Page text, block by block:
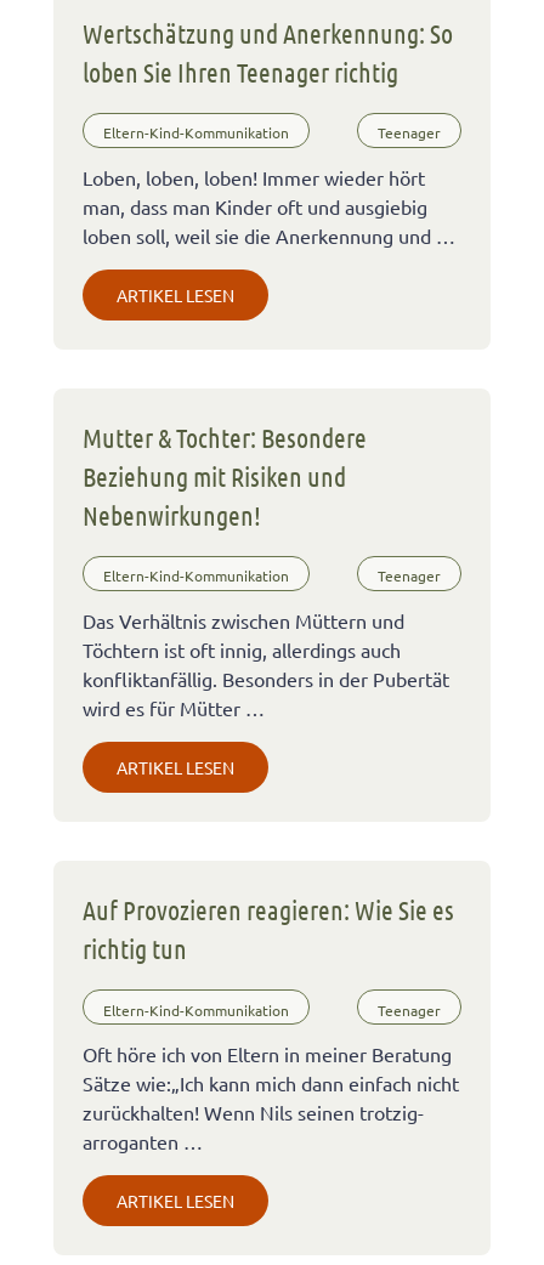
Wertschätzung und Anerkennung: So
loben Sie Ihren Teenager richtig
Eltern-Kind-Kommunikation Teenager
Loben, loben, loben! Immer wieder hört
man, dass man Kinder oft und ausgiebig
loben soll, weil sie die Anerkennung und …
ARTIKEL LESEN
Mutter & Tochter: Besondere
Beziehung mit Risiken und
Nebenwirkungen!
Eltern-Kind-Kommunikation Teenager
Das Verhältnis zwischen Müttern und
Töchtern ist oft innig, allerdings auch
konfliktanfällig. Besonders in der Pubertät
wird es für Mütter …
ARTIKEL LESEN
Auf Provozieren reagieren: Wie Sie es
richtig tun
Eltern-Kind-Kommunikation Teenager
Oft höre ich von Eltern in meiner Beratung
Sätze wie:„Ich kann mich dann einfach nicht
zurückhalten! Wenn Nils seinen trotzig-
arroganten …
ARTIKEL LESEN